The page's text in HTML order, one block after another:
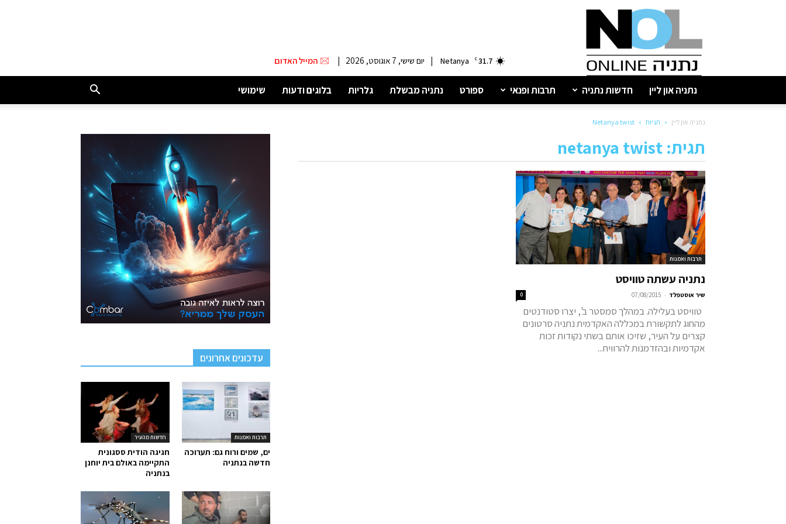
נתניה
31.7
C
Netanya
| יום שישי, 7 אוגוסט, 2026 | המייל האדום
נתניה און ליין חדשות נתניה תרבות ופנאי ספורט נתניה מבשלת גלריות בלוגים ודעות שימושי
נתניה און ליין תגיות Netanya twist
תגית: netanya twist
תרבות ואמנות
נתניה עשתה טוויסט
שיר אוסטפלד -
07/08/2015
0
טוויסט בעלילה. במהלך סמסטר ב', יצרו סטודנטים
מהחוג לתקשורת במכללה האקדמית נתניה סרטונים
קצרים על העיר, שזיכו אותם בשתי נקודות זכות
אקדמיות ובהזדמנות להרוויח...
עדכונים אחרונים
חדשות מהעיר
חגיגה הודית ססגונית
התקיימה באולם בית יוחנן
בנתניה
תרבות ואמנות
ים, שמים ורוח גם: תערוכה
חדשה בנתניה